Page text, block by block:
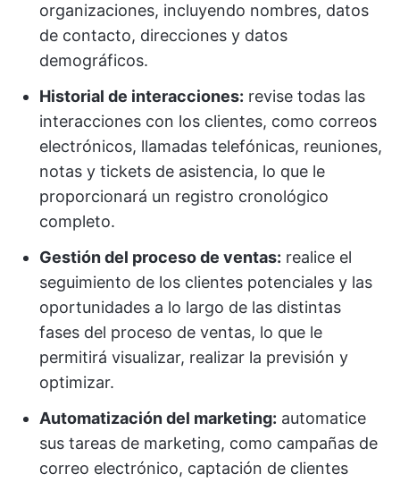
organizaciones, incluyendo nombres, datos
de contacto, direcciones y datos
demográficos.
Historial de interacciones: revise todas las
interacciones con los clientes, como correos
electrónicos, llamadas telefónicas, reuniones,
notas y tickets de asistencia, lo que le
proporcionará un registro cronológico
completo.
Gestión del proceso de ventas: realice el
seguimiento de los clientes potenciales y las
oportunidades a lo largo de las distintas
fases del proceso de ventas, lo que le
permitirá visualizar, realizar la previsión y
optimizar.
Automatización del marketing: automatice
sus tareas de marketing, como campañas de
correo electrónico, captación de clientes